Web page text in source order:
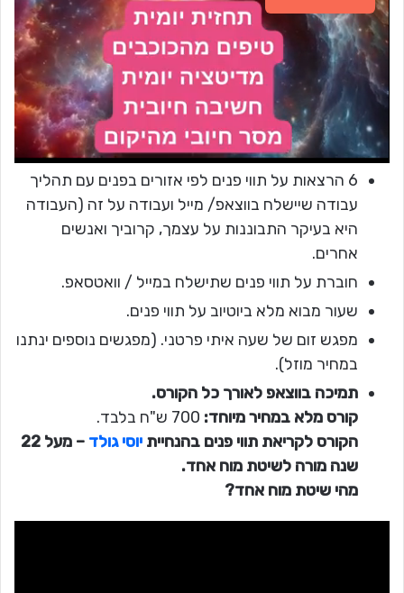
6 הרצאות על תווי פנים לפי אזורים בפנים עם תהליך
עבודה שיישלח בווצאפ/ מייל ועבודה על זה (העבודה
היא בעיקר התבוננות על עצמך, קרוביך ואנשים
אחרים.
חוברת על תווי פנים שתישלח במייל / וואטסאפ.
שעור מבוא מלא ביוטיוב על תווי פנים.
מפגש זום של שעה איתי פרטני. (מפגשים נוספים ינתנו
במחיר מוזל).
תמיכה בווצאפ לאורך כל הקורס.
קורס מלא במחיר מיוחד: 700 ש"ח בלבד.
הקורס לקריאת תווי פנים בהנחיית יוסי גולד
– מעל 22
שנה מורה לשיטת מוח אחד.
מהי שיטת מוח אחד?